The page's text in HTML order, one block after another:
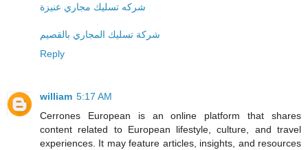
شركه تسليك مجاري عنيزة
شركة تسليك المجاري بالقصيم
Reply
william 5:17 AM
Cerrones European is an online platform that shares
content related to European lifestyle, culture, and travel
experiences. It may feature articles, insights, and resources